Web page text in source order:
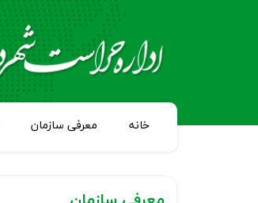
خانه معرفی سازمان